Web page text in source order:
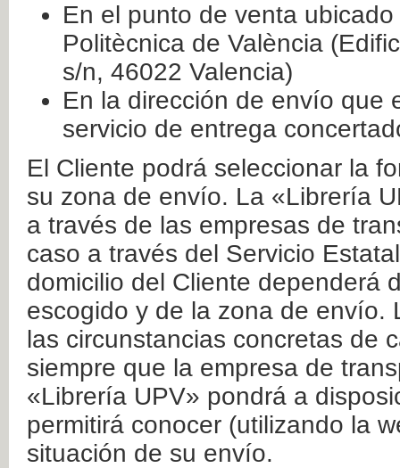
En el punto de venta
Politècnica de València
s/n, 46022 Valencia)
En la dirección de envío que
servicio de entrega
El Cliente podrá seleccionar la
su zona de envío. La «Librería
a través de las empresas de
caso a través del Servicio
domicilio del Cliente dependerá
escogido y de la zona de envío.
las circunstancias concretas de
siempre que la empresa de
«Librería UPV» pondrá a
permitirá conocer (utilizando la
situación de su envío.